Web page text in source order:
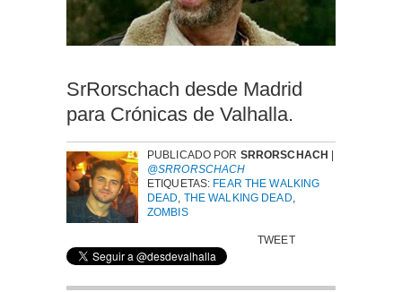
SrRorschach desde Madrid
para Crónicas de Valhalla.
PUBLICADO POR SRRORSCHACH
@SRRORSCHACH
ETIQUETAS: FEAR THE WALKING
DEAD, THE WALKING DEAD,
ZOMBIS
TWEET